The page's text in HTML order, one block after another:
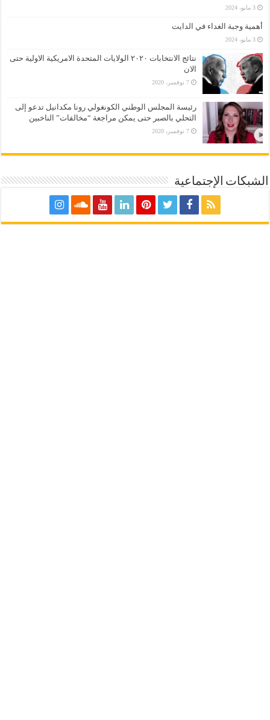
3 مايو، 2024
أهمية وجبة الغداء في الدايت
3 مايو، 2024
نتائج الانتخابات ٢٠٢٠ الولايات المتحدة الامريكية الاولية حتى
الان
7 نوفمبر، 2020
رئيسة المجلس الوطني الكونغولي رونا مكدانيل تدعو إلى
التحلي بالصبر حتى يمكن مراجعة “مخالفات” الناخبين
7 نوفمبر، 2020
الشبكات الإجتماعية